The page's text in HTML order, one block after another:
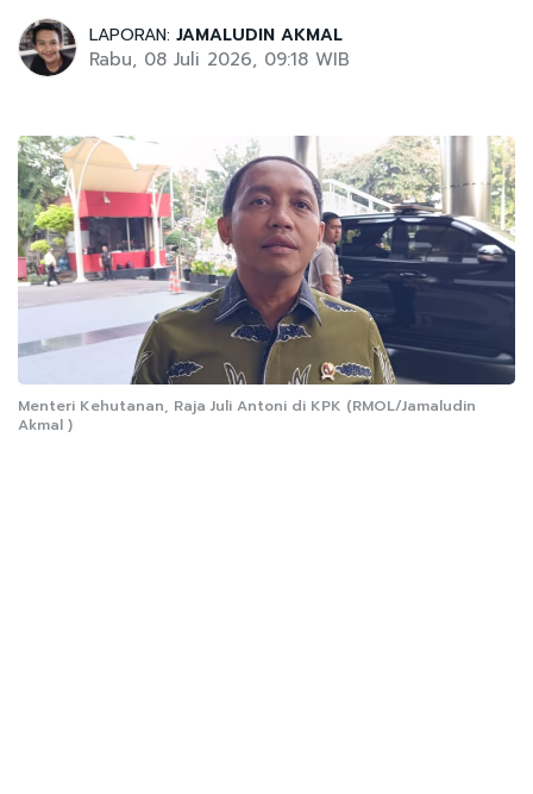
LAPORAN: JAMALUDIN AKMAL
Rabu, 08 Juli 2026, 09:18 WIB
Menteri Kehutanan, Raja Juli Antoni di KPK (RMOL/Jamaludin
Akmal )